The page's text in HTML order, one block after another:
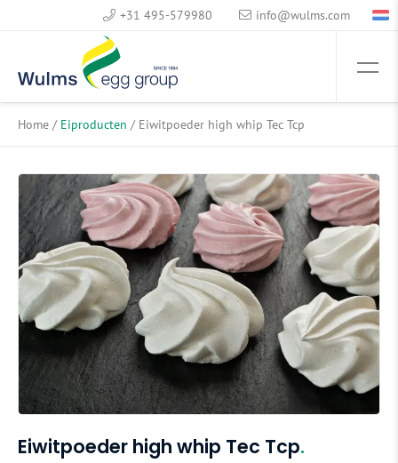
+31 495-579980 info@wulms.com
Home / Eiproducten / Eiwitpoeder high whip Tec Tcp
Eiwitpoeder high whip Tec Tcp